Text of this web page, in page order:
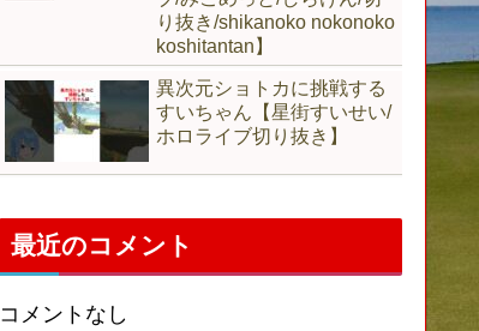
り抜き/shikanoko nokonoko
koshitantan】
異次元ショトカに挑戦する
すいちゃん【星街すいせい/
ホロライブ切り抜き】
最近のコメント
コメントなし